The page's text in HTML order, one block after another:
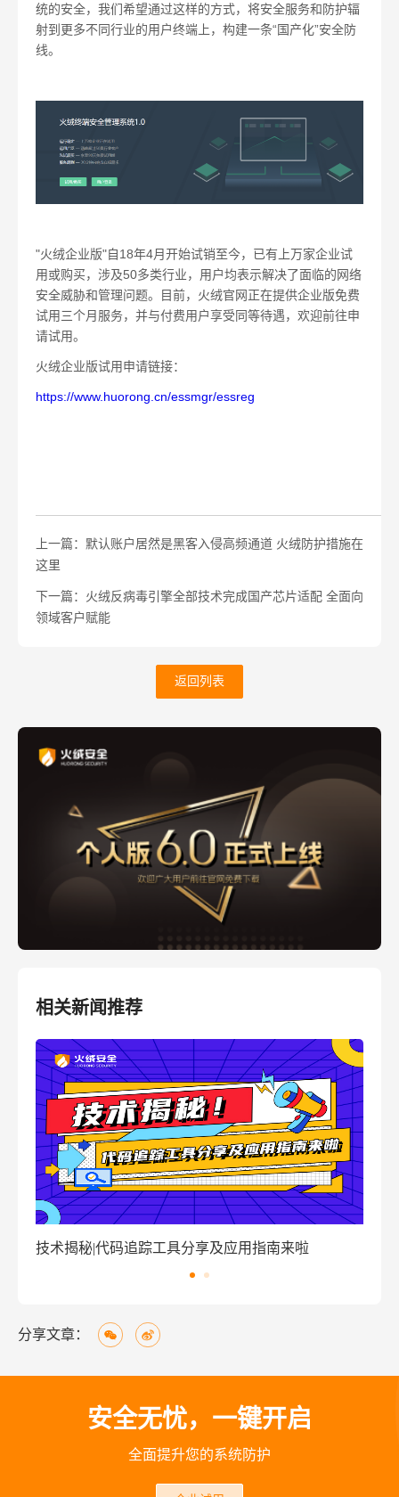
统的安全，我们希望通过这样的方式，将安全服务和防护辐
射到更多不同行业的用户终端上，构建一条“国产化”安全防
线。
"火绒企业版"自18年4月开始试销至今，已有上万家企业试
用或购买，涉及50多类行业，用户均表示解决了面临的网络
安全威胁和管理问题。目前，火绒官网正在提供企业版免费
试用三个月服务，并与付费用户享受同等待遇，欢迎前往申
请试用。
火绒企业版试用申请链接：
https://www.huorong.cn/essmgr/essreg
上一篇：默认账户居然是黑客入侵高频通道 火绒防护措施在
这里
下一篇：火绒反病毒引擎全部技术完成国产芯片适配 全面向
领域客户赋能
返回列表
相关新闻推荐
技术揭秘|代码追踪工具分享及应用指南来啦
分享文章：
安全无忧，一键开启
全面提升您的系统防护